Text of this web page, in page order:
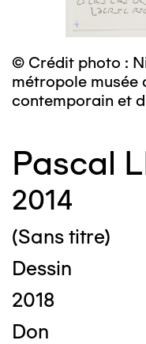
© Crédit photo :
métropole musée
contemporain et
Pascal
2014
(Sans titre)
Dessin
2018
Don